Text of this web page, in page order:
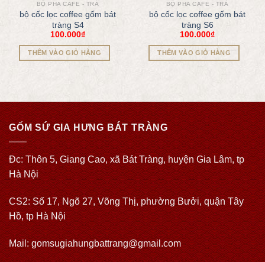
BỘ PHA CAFE - TRÀ
bộ cốc lọc coffee gốm bát
tràng S4
100.000₫
THÊM VÀO GIỎ HÀNG
BỘ PHA CAFE - TRÀ
bộ cốc lọc coffee gốm bát
tràng S6
100.000₫
THÊM VÀO GIỎ HÀNG
GỐM SỨ GIA HƯNG BÁT TRÀNG
Đc: Thôn 5, Giang Cao, xã Bát Tràng, huyện Gia Lâm, tp
Hà Nội
CS2: Số 17, Ngõ 27, Võng Thị, phường Bưởi, quận Tây
Hồ, tp Hà Nội
Mail: gomsugiahungbattrang@gmail.com